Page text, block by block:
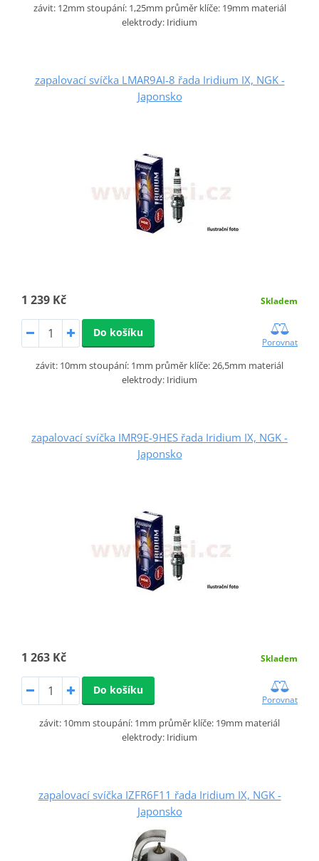
závit: 12mm stoupání: 1,25mm průměr klíče: 19mm materiál
elektrody: Iridium
zapalovací svíčka LMAR9AI-8 řada Iridium IX, NGK -
Japonsko
1 239 Kč Skladem
Do košíku
Porovnat
závit: 10mm stoupání: 1mm průměr klíče: 26,5mm materiál
elektrody: Iridium
zapalovací svíčka IMR9E-9HES řada Iridium IX, NGK -
Japonsko
1 263 Kč Skladem
Do košíku
Porovnat
závit: 10mm stoupání: 1mm průměr klíče: 19mm materiál
elektrody: Iridium
zapalovací svíčka IZFR6F11 řada Iridium IX, NGK -
Japonsko